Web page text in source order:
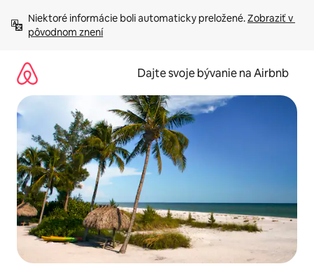
obsah.
Niektoré informácie boli automaticky preložené. Zobraziť v
pôvodnom znení
Dajte svoje bývanie na Airbnb